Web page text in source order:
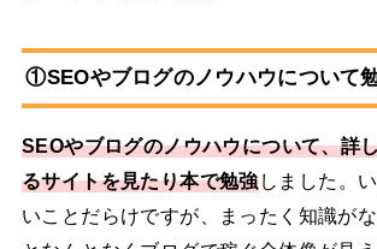
①SEOやブログのノウハウについて
SEOやブログのノウハウについて、詳
るサイトを見たり本で勉強しました。
いことだらけですが、まったく知識が